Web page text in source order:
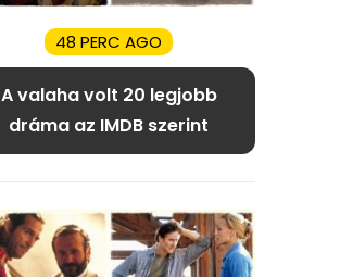
48 PERC AGO
A valaha volt 20 legjobb
dráma az IMDB szerint